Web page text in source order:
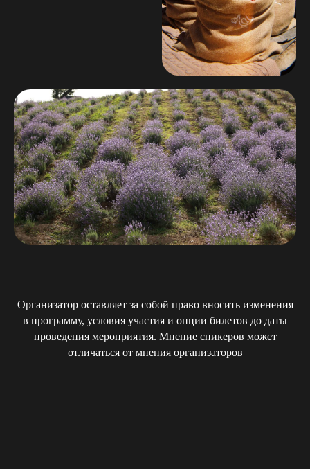
Организатор оставляет за собой право вносить изменения
в программу, условия участия и опции билетов до даты
проведения мероприятия. Мнение спикеров может
отличаться от мнения организаторов